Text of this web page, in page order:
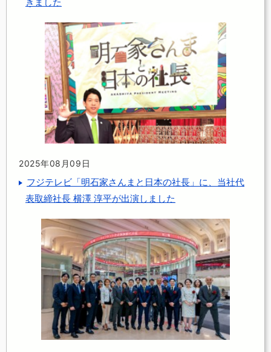
2025年08月09日
フジテレビ「明石家さんまと日本の社長」に、当社代
表取締社長 横澤 淳平が出演しました